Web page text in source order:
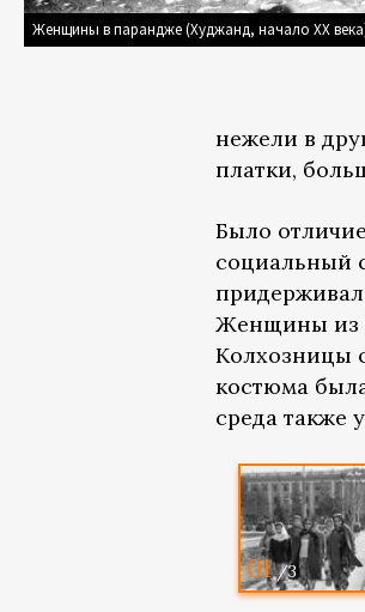
Женщины в парандже (Худжанд, начало XX
нежели в
платки,
Было
социальный
Женщины из
Колхозницы
костюма
среда также
01 /3